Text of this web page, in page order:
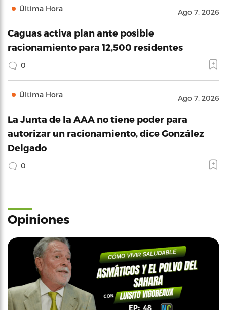
Última Hora Ago 7, 2026
Caguas activa plan ante posible
racionamiento para 12,500 residentes
0
Última Hora Ago 7, 2026
La Junta de la AAA no tiene poder para
autorizar un racionamiento, dice González
Delgado
0
Opiniones